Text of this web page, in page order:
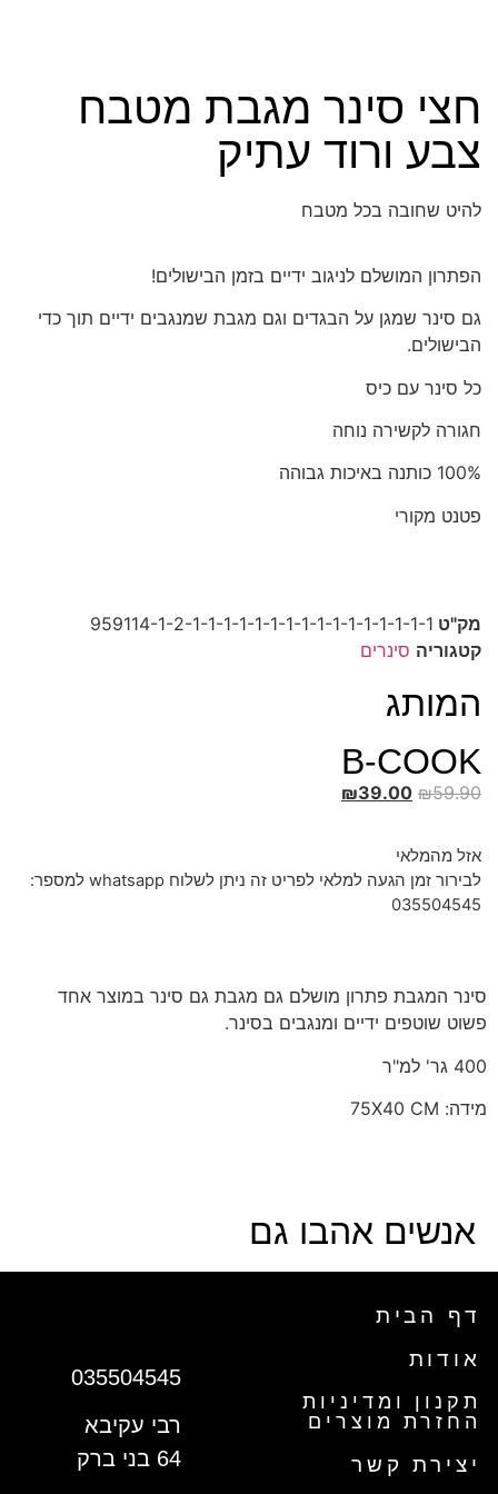
חצי סינר מגבת מטבח
צבע ורוד עתיק
להיט שחובה בכל מטבח
הפתרון המושלם לניגוב ידיים בזמן הבישולים!
גם סינר שמגן על הבגדים וגם מגבת שמנגבים ידיים תוך כדי
הבישולים.
כל סינר עם כיס
חגורה לקשירה נוחה
100% כותנה באיכות גבוהה
פטנט מקורי
מק"ט 959114-1-2-1-1-1-1-1-1-1-1-1-1-1-1-1-1-1-1
קטגוריה סינרים
המותג
B-COOK
₪59.90
₪39.00
אזל מהמלאי
לבירור זמן הגעה למלאי לפריט זה ניתן לשלוח whatsapp למספר:
035504545
סינר המגבת פתרון מושלם גם מגבת גם סינר במוצר אחד
פשוט שוטפים ידיים ומנגבים בסינר.
400 גר' למ"ר
מידה: 75X40 CM
אנשים אהבו גם
דף הבית
אודות
תקנון ומדיניות
החזרת מוצרים
יצירת קשר
035504545
רבי עקיבא
64 בני ברק